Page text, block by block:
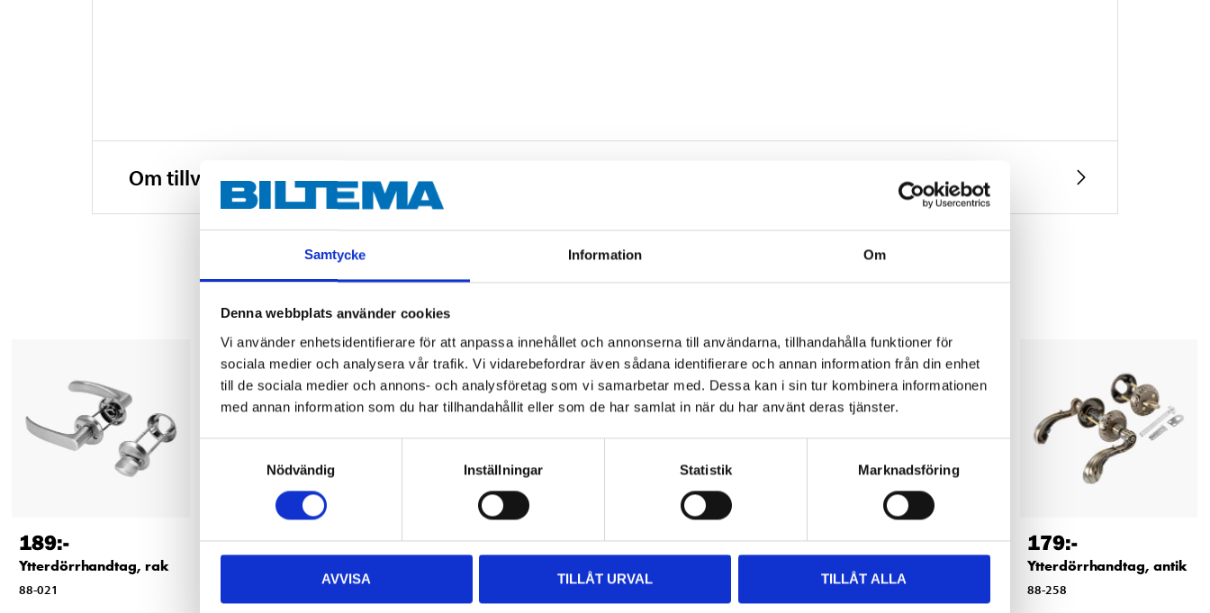
Samtycke Information Om
Denna webbplats använder cookies
Vi använder enhetsidentifierare för att anpassa innehållet och annonserna till användarna, tillhandahålla funktioner för
sociala medier och analysera vår trafik. Vi vidarebefordrar även sådana identifierare och annan information från din enhet
till de sociala medier och annons- och analysföretag som vi samarbetar med. Dessa kan i sin tur kombinera informationen
med annan information som du har tillhandahållit eller som de har samlat in när du har använt deras tjänster.
Nödvändig
Inställningar Statistik Marknadsföring
AVVISA TILLÅT URVAL TILLÅT ALLA
Om tillverkaren
Andra kunder köpte också
189:-
Ytterdörrhandtag, rak
88-021
8490 5490 7490
mm
139:-
Låshus för cylinder, BT
565-1
179:-
Ytterdörrhandtag, antik
88-258